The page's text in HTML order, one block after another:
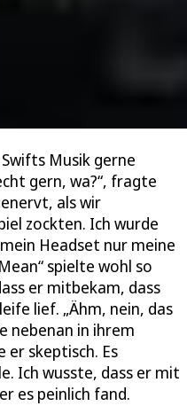
Musik gerne
gern, wa?“, fragte
als wir
zockten. Ich wurde
Headset nur meine
spielte wohl so
er mitbekam, dass
lief. „Ähm, nein, das
nebenan in ihrem
er skeptisch. Es
Ich wusste, dass er mit
es peinlich fand.